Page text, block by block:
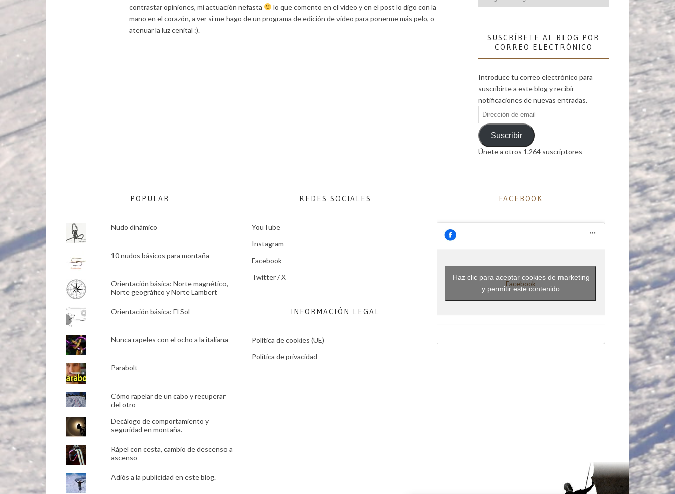
contrastar opiniones, mi actuación nefasta
lo que comento en el video y en el post lo digo con la
mano en el corazón, a ver si me hago de un programa de edición de video para ponerme más pelo, o
atenuar la luz cenital :).
SUSCRÍBETE AL BLOG POR
CORREO ELECTRÓNICO
Introduce tu correo electrónico para
suscribirte a este blog y recibir
notificaciones de nuevas entradas.
Dirección
de
emailSuscribir
Únete a otros 1.264 suscriptores
POPULAR
Nudo dinámico
10 nudos básicos para montaña
Orientación básica: Norte magnético,
Norte geográfico y Norte Lambert
Orientación básica: El Sol
Nunca rapeles con el ocho a la italiana
Parabolt
Cómo rapelar de un cabo y recuperar
del otro
Decálogo de comportamiento y
seguridad en montaña.
Rápel con cesta, cambio de descenso a
ascenso
Adiós a la publicidad en este blog.
REDES SOCIALES
YouTube
Instagram
Facebook
Twitter / X
INFORMACIÓN LEGAL
Política de cookies (UE)
Política de privacidad
FACEBOOK
Facebook
Haz clic para aceptar cookies de marketing
y permitir este contenido